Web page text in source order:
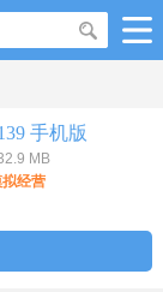
手机版
MB
经营